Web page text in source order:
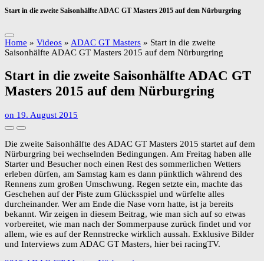
Start in die zweite Saisonhälfte ADAC GT Masters 2015 auf dem Nürburgring
Home » Videos » ADAC GT Masters » Start in die zweite
Saisonhälfte ADAC GT Masters 2015 auf dem Nürburgring
Start in die zweite Saisonhälfte ADAC GT
Masters 2015 auf dem Nürburgring
on 19. August 2015
Die zweite Saisonhälfte des ADAC GT Masters 2015 startet auf dem
Nürburgring bei wechselnden Bedingungen. Am Freitag haben alle
Starter und Besucher noch einen Rest des sommerlichen Wetters
erleben dürfen, am Samstag kam es dann pünktlich während des
Rennens zum großen Umschwung. Regen setzte ein, machte das
Geschehen auf der Piste zum Glücksspiel und würfelte alles
durcheinander. Wer am Ende die Nase vorn hatte, ist ja bereits
bekannt. Wir zeigen in diesem Beitrag, wie man sich auf so etwas
vorbereitet, wie man nach der Sommerpause zurück findet und vor
allem, wie es auf der Rennstrecke wirklich aussah. Exklusive Bilder
und Interviews zum ADAC GT Masters, hier bei racingTV.